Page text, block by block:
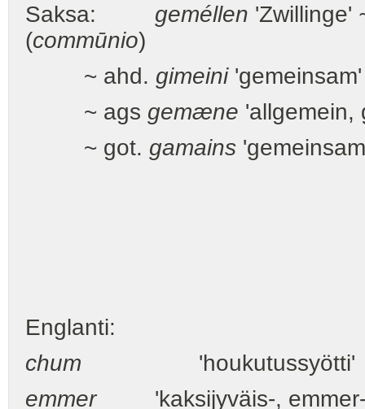
Saksa: geméllen 'Zwillinge'
(commūnio)
~ ahd. gimeini
~ ags gemæne 'allgemein,
~ got. gamains
Englanti:
chum 'houkutussyötti'
emmer'kaksijyväis-, emmer-